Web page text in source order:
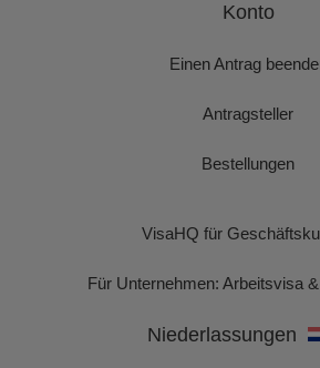
Konto
Einen Antrag
Antragsteller
Bestellungen
VisaHQ für
Für Unternehmen: Arbeitsvisa
Niederlassungen